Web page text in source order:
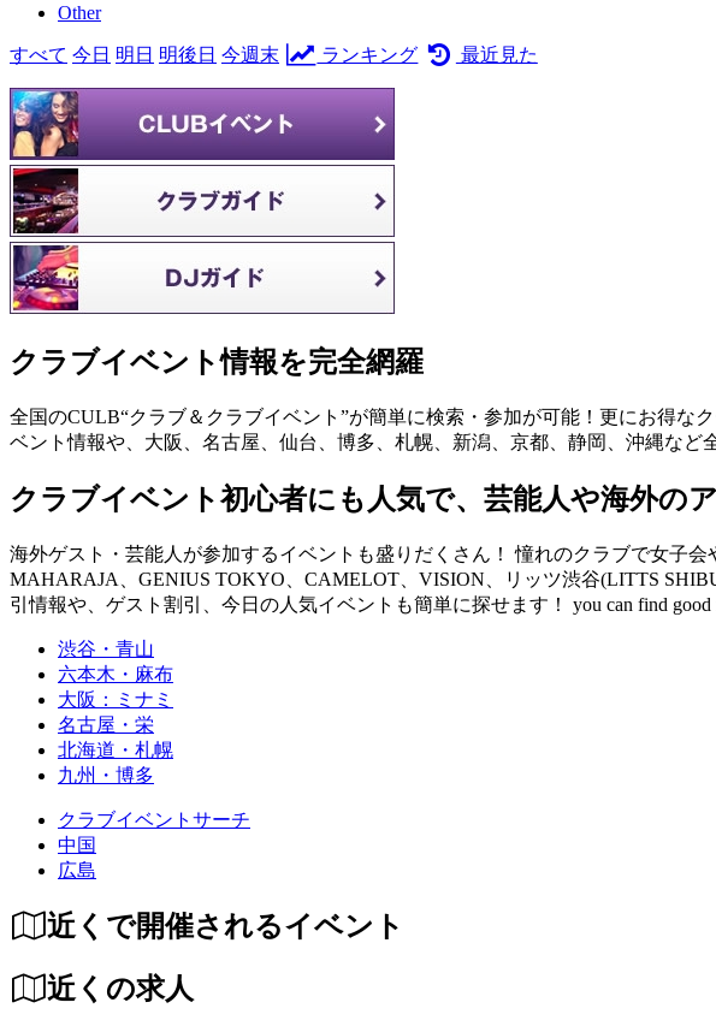
Other
すべて 今日 明日 明後日 今週末 ランキング 最近見た
クラブイベント情報を完全網羅
全国のCULB“クラブ＆クラブイベント”が簡単に検索・参加が可能！更にお得な
ベント情報や、大阪、名古屋、仙台、博多、札幌、新潟、京都、静岡、沖縄など
クラブイベント初心者にも人気で、芸能人や海外の
海外ゲスト・芸能人が参加するイベントも盛りだくさん！ 憧れのクラブで女子
MAHARAJA、GENIUS TOKYO、CAMELOT、VISION、リッツ渋谷(LITTS
引情報や、ゲスト割引、今日の人気イベントも簡単に探せます！ you can find good
渋谷・青山
六本木・麻布
大阪：ミナミ
名古屋・栄
北海道・札幌
九州・博多
クラブイベントサーチ
中国
広島
近くで開催されるイベント
近くの求人